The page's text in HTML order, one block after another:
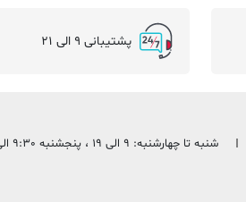
پشتیبانی 9 الی 21
شنبه تا چهارشنبه: 9 الی 19 ، پنجشنبه 9:30 الی 13:30